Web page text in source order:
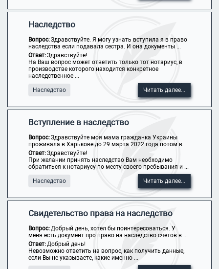
Наследство
Вопрос:Здравствуйте. Я могу узнать вступила я в право
наследства если подавала сестра. И она документы ...
Ответ:Здравствуйте!
На Ваш вопрос может ответить только тот нотариус, в
производстве которого находится конкретное
наследственное ...
Наследство Читать далее...
Вступление в наследство
Вопрос:Здравствуйте моя мама гражданка Украины
проживала в Харькове до 29 марта 2022 года потом в ...
Ответ:Здравствуйте!
При желании принять наследство Вам необходимо
обратиться к нотариусу по месту своего пребывания и ...
Наследство Читать далее...
Свидетельство права на наследство
Вопрос:Добрый день, хотел бы поинтересоваться. У
меня есть документ про право на наследство счетов в ...
Ответ:Добрый день!
Невозможно ответить на вопрос, как получить данные,
если Вы не указываете, какие именно ...